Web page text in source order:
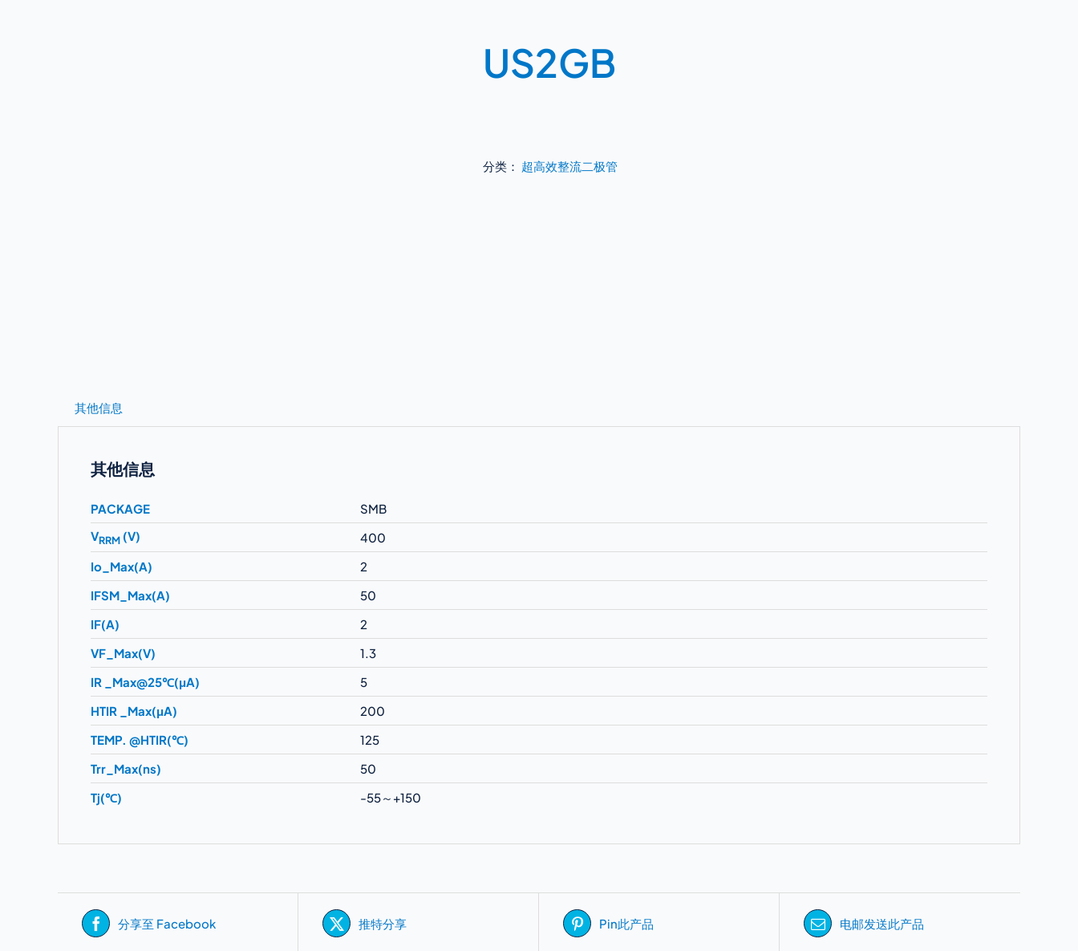
US2GB
分类： 超高效整流二极管
其他信息
其他信息
PACKAGE
SMB
VRRM (V)
400
Io_Max(A)
2
IFSM_Max(A)
50
IF(A)
2
VF_Max(V)
1.3
IR _Max@25℃(μA)
5
HTIR _Max(μA)
200
TEMP. @HTIR(℃)
125
Trr_Max(ns)
50
Tj(℃)
-55～+150
分享至 Facebook 推特分享 Pin此产品 电邮发送此产品